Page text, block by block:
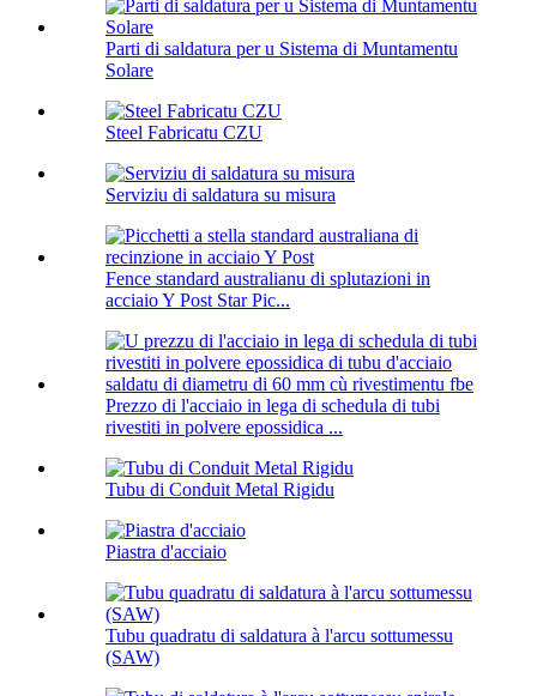
Parti di saldatura per u Sistema di Muntamentu
Solare
Steel Fabricatu CZU
Serviziu di saldatura su misura
Fence standard australianu di splutazioni in
acciaio Y Post Star Pic...
Prezzo di l'acciaio in lega di schedula di tubi
rivestiti in polvere epossidica ...
Tubu di Conduit Metal Rigidu
Piastra d'acciaio
Tubu quadratu di saldatura à l'arcu sottumessu
(SAW)